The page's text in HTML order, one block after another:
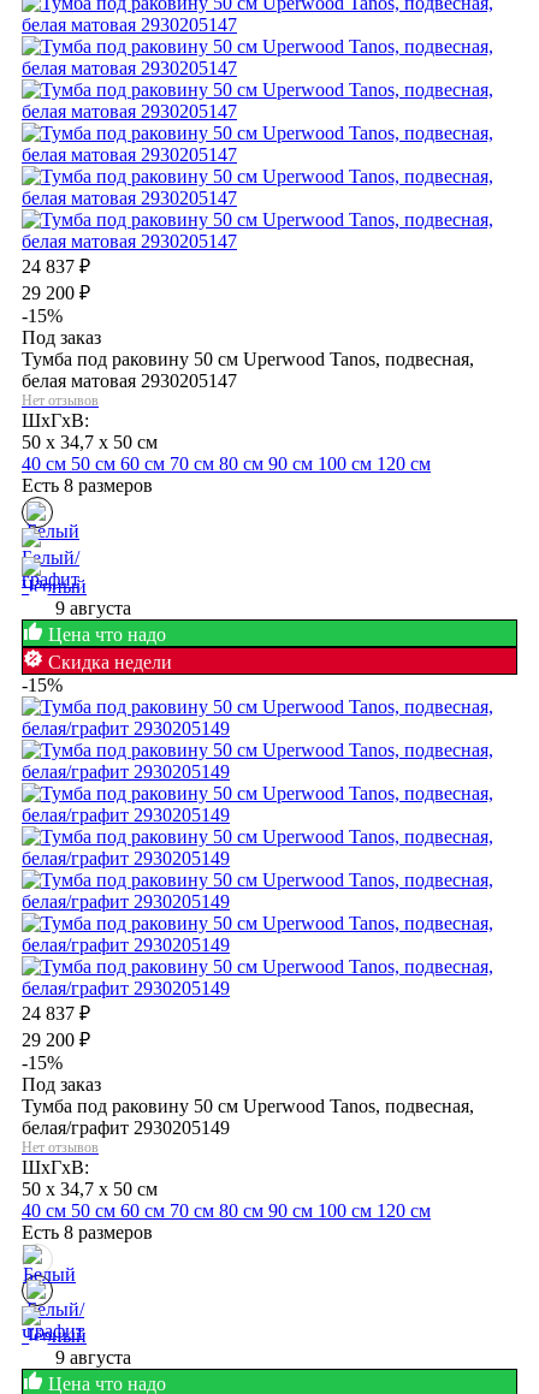
24 837 ₽
29 200 ₽
-15%
Под заказ
Тумба под раковину 50 см Uperwood Tanos, подвесная,
белая матовая 2930205147
Нет отзывов
ШхГхВ:
50 x 34,7 x 50 см
40 см 50 см 60 см 70 см 80 см 90 см 100 см 120 см
Есть 8 размеров
9 августа
Цена что надо
Скидка недели
-15%
24 837 ₽
29 200 ₽
-15%
Под заказ
Тумба под раковину 50 см Uperwood Tanos, подвесная,
белая/графит 2930205149
Нет отзывов
ШхГхВ:
50 x 34,7 x 50 см
40 см 50 см 60 см 70 см 80 см 90 см 100 см 120 см
Есть 8 размеров
9 августа
Цена что надо